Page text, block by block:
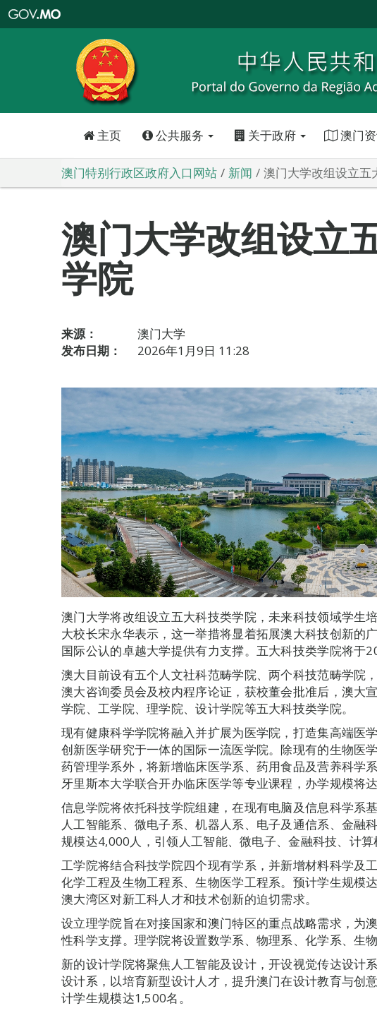
特
政
区
政
口
主页 公共服务 关于政府 澳门
澳门特别行政区政府入口网站 新闻 澳门大学改组设立五
澳门大学改组设立
学院
来源：
澳门大学
发布日期：
2026年1月9日 11:28
澳门大学将改组设立五大科技类学院，未来科技领域学生
大校长宋永华表示，这一举措将显着拓展澳大科技创新的
国际公认的卓越大学提供有力支撑。五大科技类学院将于
澳大目前设有五个人文社科范畴学院、两个科技范畴学院
澳大咨询委员会及校内程序论证，获校董会批准后，澳大
学院、工学院、理学院、设计学院等五大科技类学院。
现有健康科学学院将融入并扩展为医学院，打造集高端医
创新医学研究于一体的国际一流医学院。除现有的生物医
药管理学系外，将新增临床医学系、药用食品及营养科学
牙里斯本大学联合开办临床医学等专业课程，办学规模将
信息学院将依托科技学院组建，在现有电脑及信息科学系
人工智能系、微电子系、机器人系、电子及通信系、金融
规模达4,000人，引领人工智能、微电子、金融科技、计算
工学院将结合科技学院四个现有学系，并新增材料科学及
化学工程及生物工程系、生物医学工程系。预计学生规模
澳大湾区对新工科人才和技术创新的迫切需求。
设立理学院旨在对接国家和澳门特区的重点战略需求，为
性科学支撑。理学院将设置数学系、物理系、化学系、生
新的设计学院将聚焦人工智能及设计，开设视觉传达设计
设计系，以培育新型设计人才，提升澳门在设计教育与创
计学生规模达1,500名。